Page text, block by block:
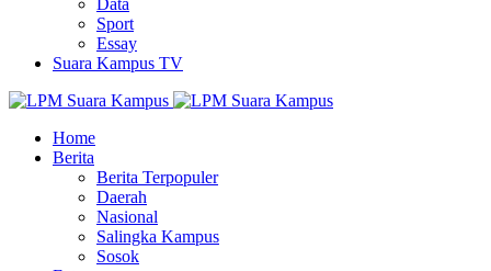
Data
Sport
Essay
Suara Kampus TV
Home
Berita
Berita Terpopuler
Daerah
Nasional
Salingka Kampus
Sosok